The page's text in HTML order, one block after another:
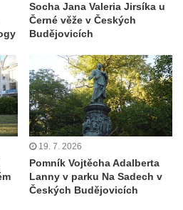
Ploučnicí
hřbitově v
světové války v
v Benešově
Fullera na zámku
na hřbitově
Socha Jana Valeria Jirsíka u
Černé věže v Českých
Budějovicích
19. 7. 2026
Pomník Vojtěcha Adalberta
Lanny v parku Na Sadech v
Českých Budějovicích